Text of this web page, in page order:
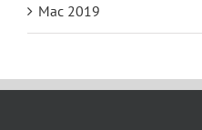
Mac 2019